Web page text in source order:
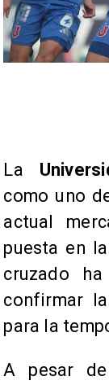
La
como uno
actual
puesta en
cruzado
confirmar
para la
A pesar